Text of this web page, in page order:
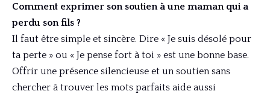
Comment exprimer son soutien à une maman qui a
perdu son fils ?
Il faut être simple et sincère. Dire « Je suis désolé pour
ta perte » ou « Je pense fort à toi » est une bonne base.
Offrir une présence silencieuse et un soutien sans
chercher à trouver les mots parfaits aide aussi